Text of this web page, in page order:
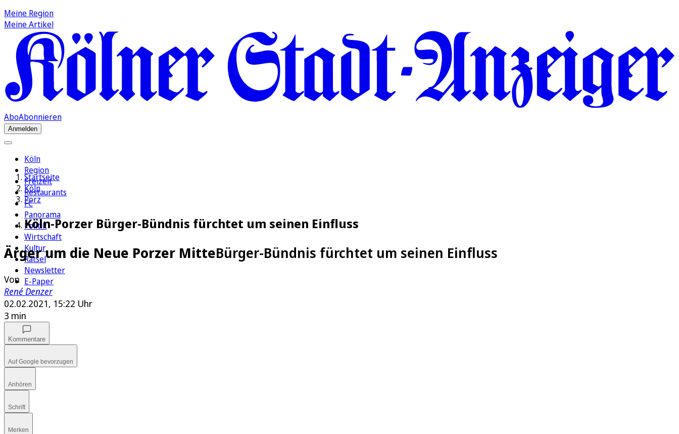
Meine Region
Meine Artikel
AboAbonnieren
Anmelden
Köln
Region
Freizeit
Restaurants
FC
Panorama
Politik
Wirtschaft
Kultur
Rätsel
Newsletter
E-Paper
Startseite
Köln
Porz
Köln-Porzer Bürger-Bündnis fürchtet um seinen Einfluss
Ärger um die Neue Porzer MitteBürger-Bündnis fürchtet um seinen Einfluss
Von
René Denzer
02.02.2021, 15:22 Uhr
3 min
Kommentare
Auf Google bevorzugen
Anhören
Schrift
Merken